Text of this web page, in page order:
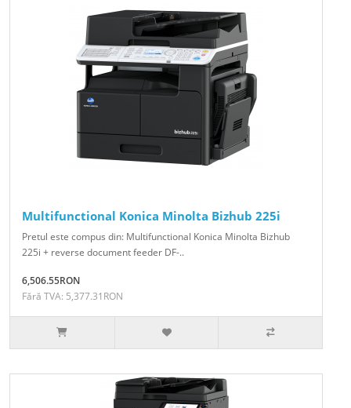
Multifunctional Konica Minolta Bizhub 225i
Pretul este compus din: Multifunctional Konica Minolta Bizhub
225i + reverse document feeder DF-..
6,506.55RON
Fără TVA: 5,377.31RON